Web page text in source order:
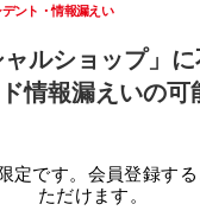
ャルショップ」
情報漏えいの可
ント・情報漏えい
定です。会員登録す
ただけます。